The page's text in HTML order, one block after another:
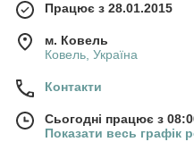
Працює з 28.01.2015
м. Ковель
Ковель, Україна
Контакти
Сьогодні працює з
Показати весь графік